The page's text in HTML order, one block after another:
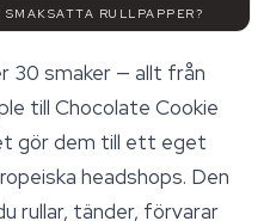
RULLPAPPER?
smaker — allt från
till Chocolate Cookie
gör dem till ett eget
headshops. Den
rullar, tänder, förvarar